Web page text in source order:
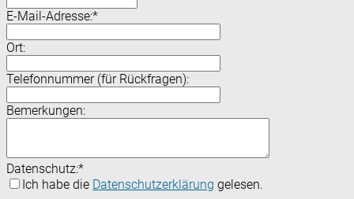
E-Mail-Adresse:*
Ort:
Telefonnummer (für Rückfragen):
Bemerkungen:
Datenschutz:*
Ich habe die Datenschutzerklärung gelesen.